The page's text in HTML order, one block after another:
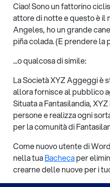
Ciao! Sono un fattorino
attore di notte e questo è il
Angeles, ho un grande
piña colada. (E prendere la
...o qualcosa di simile:
La Società XYZ Aggeggi è
allora fornisce al pubblico
Situata a Fantasilandia,
persone e realizza ogni
per la comunità di
Come nuovo utente di
nella tuaBachecaper
crearne delle nuove per i